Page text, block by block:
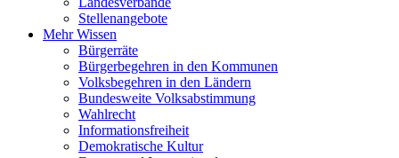
Stellenangebote
Mehr Wissen
Bürgerräte
Bürgerbegehren in den Kommunen
Volksbegehren in den Ländern
Bundesweite Volksabstimmung
Wahlrecht
Informationsfreiheit
Demokratische Kultur